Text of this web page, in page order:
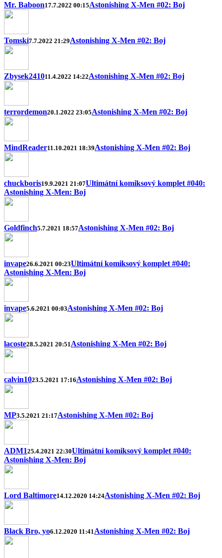
Mr. Baboon17.7.2022 00:15Astonishing X-Men #02: Boj
Tomski7.7.2022 21:29Astonishing X-Men #02: Boj
Zbysek241011.4.2022 14:22Astonishing X-Men #02: Boj
terrordemon20.1.2022 23:05Astonishing X-Men #02: Boj
MindReader11.10.2021 18:39Astonishing X-Men #02: Boj
chuckboris19.9.2021 21:07Ultimátní komiksový komplet #040:
Astonishing X-Men: Boj
Goldfinch5.7.2021 18:57Astonishing X-Men #02: Boj
invape26.6.2021 00:23Ultimátní komiksový komplet #040:
Astonishing X-Men: Boj
invape5.6.2021 00:03Astonishing X-Men #02: Boj
lacoste28.5.2021 20:51Astonishing X-Men #02: Boj
calvin1023.5.2021 17:16Astonishing X-Men #02: Boj
MP3.5.2021 21:17Astonishing X-Men #02: Boj
ADM125.4.2021 22:30Ultimátní komiksový komplet #040:
Astonishing X-Men: Boj
Lord Baltimore14.12.2020 14:24Astonishing X-Men #02: Boj
Black Bro, yo6.12.2020 11:41Astonishing X-Men #02: Boj